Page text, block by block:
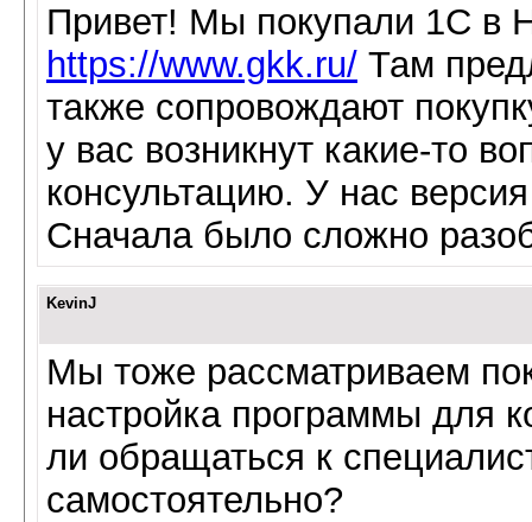
Привет! Мы покупали 1С в
https://www.gkk.ru/ Там
также сопровождают
у вас возникнут какие-то
консультацию. У нас
Сначала было сложно
KevinJ
Мы тоже рассматриваем
настройка программы для
ли обращаться к
самостоятельно?